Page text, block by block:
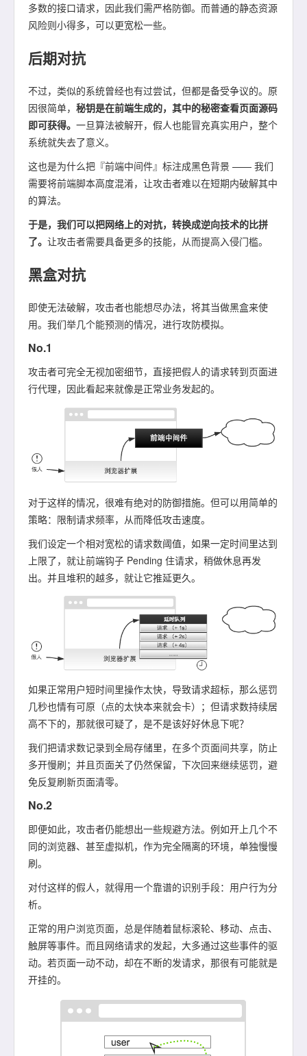
多数的接口请求，因此我们需严格防御。而普通的静态资源
风险则小得多，可以更宽松一些。
后期对抗
不过，类似的系统曾经也有过尝试，但都是备受争议的。原
因很简单， 秘钥是在前端生成的，其中的秘密查看页面源码
即可获得。 一旦算法被解开，假人也能冒充真实用户，整个
系统就失去了意义。
这也是为什么把『前端中间件』标注成黑色背景 —— 我们
需要将前端脚本高度混淆，让攻击者难以在短期内破解其中
的算法。
于是，我们可以把网络上的对抗，转换成逆向技术的比拼
了。 让攻击者需要具备更多的技能，从而提高入侵门槛。
黑盒对抗
即使无法破解，攻击者也能想尽办法，将其当做黑盒来使
用。我们举几个能预测的情况，进行攻防模拟。
No.1
攻击者可完全无视加密细节，直接把假人的请求转到页面进
行代理，因此看起来就像是正常业务发起的。
对于这样的情况，很难有绝对的防御措施。但可以用简单的
策略：限制请求频率，从而降低攻击速度。
我们设定一个相对宽松的请求数阈值，如果一定时间里达到
上限了，就让前端钩子 Pending 住请求，稍做休息再发
出。并且堆积的越多，就让它推延更久。
如果正常用户短时间里操作太快，导致请求超标，那么惩罚
几秒也情有可原（点的太快本来就会卡）；但请求数持续居
高不下的，那就很可疑了，是不是该好好休息下呢？
我们把请求数记录到全局存储里，在多个页面间共享，防止
多开慢刷；并且页面关了仍然保留，下次回来继续惩罚，避
免反复刷新页面清零。
No.2
即便如此，攻击者仍能想出一些规避方法。例如开上几个不
同的浏览器、甚至虚拟机，作为完全隔离的环境，单独慢慢
刷。
对付这样的假人，就得用一个靠谱的识别手段：用户行为分
析。
正常的用户浏览页面，总是伴随着鼠标滚轮、移动、点击、
触屏等事件。而且网络请求的发起，大多通过这些事件的驱
动。若页面一动不动，却在不断的发请求，那很有可能就是
开挂的。